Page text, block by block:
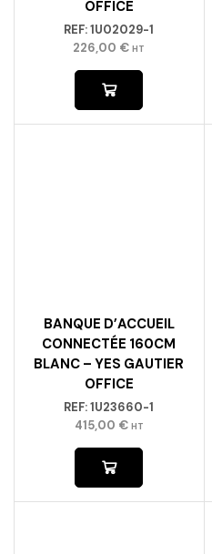
OFFICE
REF:1U02029-1
226,00 € HT
BANQUE D’ACCUEIL
CONNECTÉE 160CM
BLANC – YES GAUTIER
OFFICE
REF:1U23660-1
415,00 € HT